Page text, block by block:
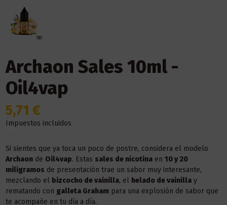
Archaon Sales 10ml -
Oil4vap
5,71 €
Impuestos incluidos
Si sientes que ya toca un poco de postre, considera el modelo
Archaonde Oil4vap. Estas sales de nicotinaen 10 y 20
miligramos de presentación trae un sabor muy interesante,
mezclando el bizcocho de vainilla, el helado de vainillay
rematando con galleta Grahampara una explosión de sabor que
te acompañe en tu día a día.